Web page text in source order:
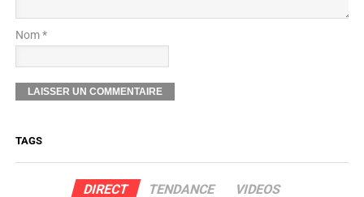
Nom *
TAGS
DIRECT TENDANCE VIDEOS